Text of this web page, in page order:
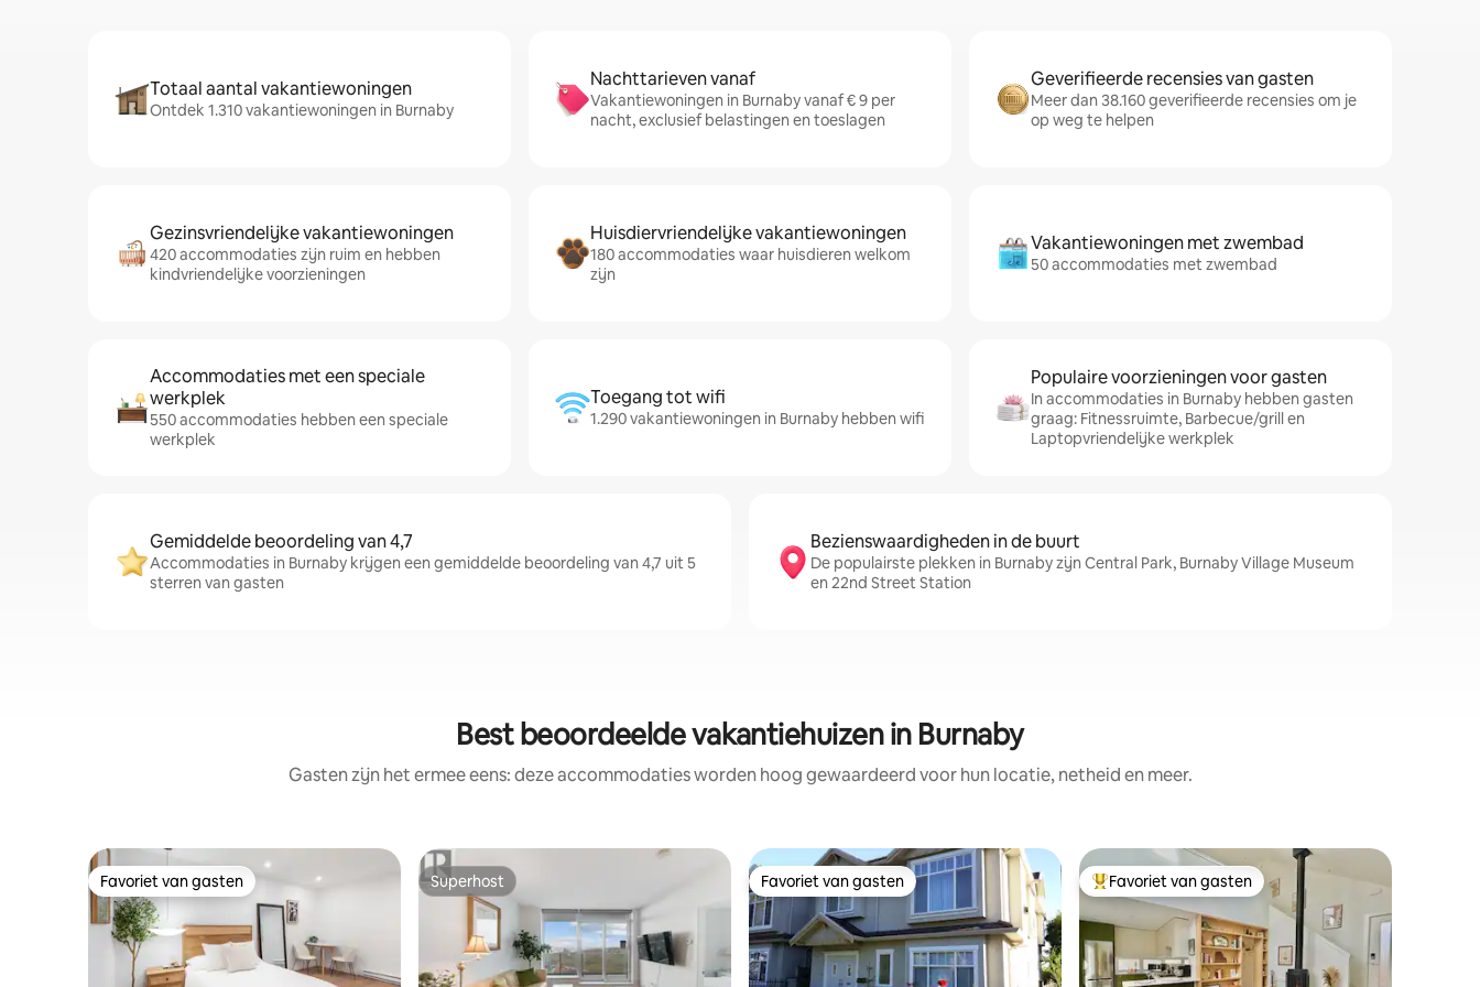
Totaal aantal vakantiewoningen
Ontdek 1.310 vakantiewoningen in Burnaby
Nachttarieven vanaf
Vakantiewoningen in Burnaby vanaf € 9 per
nacht, exclusief belastingen en toeslagen
Geverifieerde recensies van gasten
Meer dan 38.160 geverifieerde recensies om je
op weg te helpen
Gezinsvriendelijke vakantiewoningen
420 accommodaties zijn ruim en hebben
kindvriendelijke voorzieningen
Huisdiervriendelijke vakantiewoningen
180 accommodaties waar huisdieren welkom
zijn
Vakantiewoningen met zwembad
50 accommodaties met zwembad
Accommodaties met een speciale
werkplek
550 accommodaties hebben een speciale
werkplek
Toegang tot wifi
1.290 vakantiewoningen in Burnaby hebben wifi
Populaire voorzieningen voor gasten
In accommodaties in Burnaby hebben gasten
graag: Fitnessruimte, Barbecue/grill en
Laptopvriendelijke werkplek
Gemiddelde beoordeling van 4,7
Accommodaties in Burnaby krijgen een gemiddelde beoordeling van 4,7 uit 5
sterren van gasten
Bezienswaardigheden in de buurt
De populairste plekken in Burnaby zijn Central Park, Burnaby Village Museum
en 22nd Street Station
Best beoordeelde vakantiehuizen in Burnaby
Gasten zijn het ermee eens: deze accommodaties worden hoog gewaardeerd voor hun locatie, netheid en meer.
Favoriet van gasten
Favoriet van gasten Superhost
Superhost Favoriet van gasten
Favoriet van gasten Topfavoriet van gasten
Favoriet van gasten